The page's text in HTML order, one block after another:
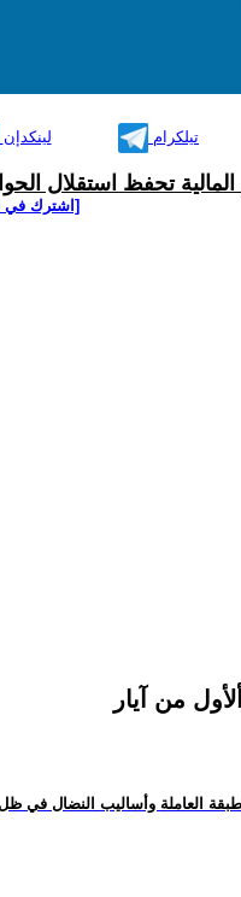
لينكدإن تيلكرام
المالية تحفظ استقلال
[اشترك في
من آيار